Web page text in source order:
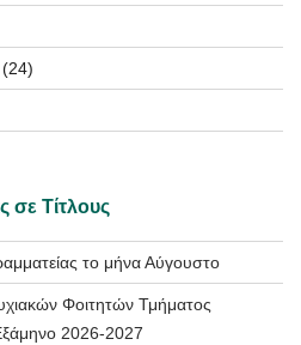
(24)
σε Τίτλους
το μήνα Αύγουστο
Φοιτητών Τμήματος
2026-2027